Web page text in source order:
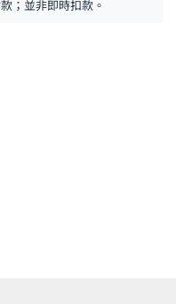
；並非即時扣款。